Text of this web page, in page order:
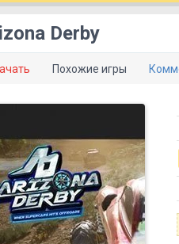
Derby
Похожие игры